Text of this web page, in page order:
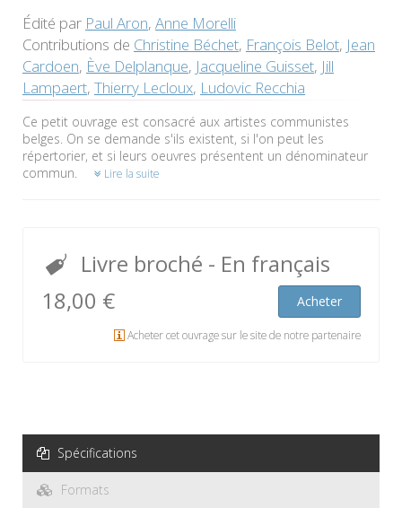
Édité par Paul Aron, Anne Morelli
Contributions de Christine Béchet, François Belot, Jean
Cardoen, Ève Delplanque, Jacqueline Guisset, Jill
Lampaert, Thierry Lecloux, Ludovic Recchia
Ce petit ouvrage est consacré aux artistes communistes
belges. On se demande s'ils existent, si l'on peut les
répertorier, et si leurs oeuvres présentent un dénominateur
commun.
Lire la suite
Livre broché - En français
18,00 €
Acheter
Acheter cet ouvrage sur le site de notre partenaire
Spécifications
Formats